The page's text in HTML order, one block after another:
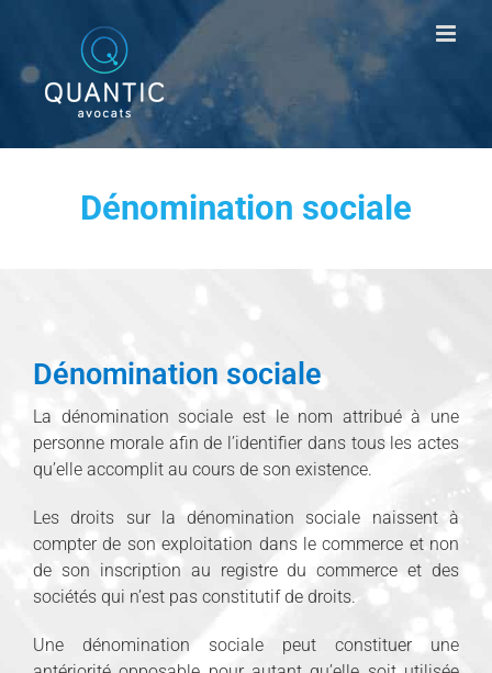
contenu
Dénomination sociale
Dénomination sociale
La dénomination sociale est le nom attribué à une
personne morale afin de l’identifier dans tous les actes
qu’elle accomplit au cours de son existence.
Les droits sur la dénomination sociale naissent à
compter de son exploitation dans le commerce et non
de son inscription au registre du commerce et des
sociétés qui n’est pas constitutif de droits.
Une dénomination sociale peut constituer une